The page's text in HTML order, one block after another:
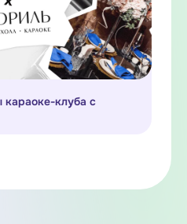
клуба с